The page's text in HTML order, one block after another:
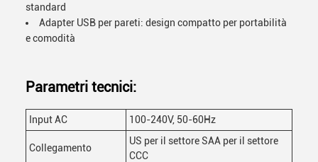
standard
Adapter USB per pareti: design compatto per portabilità
e comodità
Parametri tecnici:
Input AC 100-240V, 50-60Hz
Collegamento
US per il settore SAA per il settore
CCC